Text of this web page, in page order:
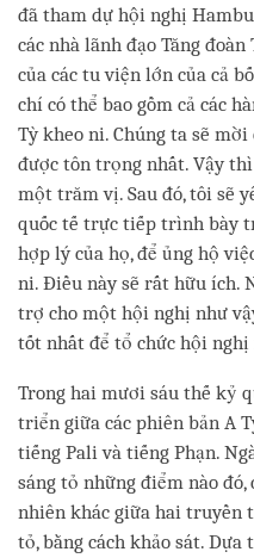
đã tham dự hội nghị
các nhà lãnh đạo Tăng
của các tu viện lớn của cả
chí có thể bao gồm cả các
Tỳ kheo ni. Chúng ta sẽ mời
được tôn trọng nhất. Vậy
một trăm vị. Sau đó, tôi sẽ
quốc tế trực tiếp trình bày
hợp lý của họ, để ủng hộ
ni. Điều này sẽ rất hữu ích.
trợ cho một hội nghị như
tốt nhất để tổ chức hội nghị
Trong hai mươi sáu thế kỷ
triển giữa các phiên bản A
tiếng Pali và tiếng Phạn.
sáng tỏ những điểm nào
nhiên khác giữa hai truyền
tỏ, bằng cách khảo sát.